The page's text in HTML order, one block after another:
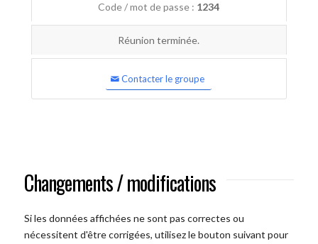
Code / mot de passe : 1234
Réunion terminée.
Contacter le groupe
Changements / modifications
Si les données affichées ne sont pas correctes ou
nécessitent d'être corrigées, utilisez le bouton suivant pour